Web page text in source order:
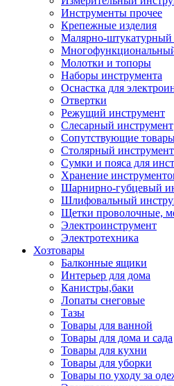
Инструменты прочее
Крепежные изделия
Малярно-штукатурный
Молотки и топоры
Наборы инструмента
Оснастка для
Отвертки
Режущий инструмент
Слесарный инструмент
Сопутствующие
Столярный инструмент
Сумки и пояса для
Хранение
Шарнирно-губцевый
Шлифовальный
Щетки проволочные,
Электроинструмент
Электротехника
Хозтовары
Балконные ящики
Интерьер для дома
Канистры,баки
Лопаты снеговые
Тазы
Товары для ванной
Товары для дома и сада
Товары для кухни
Товары для уборки
Товары по уходу за